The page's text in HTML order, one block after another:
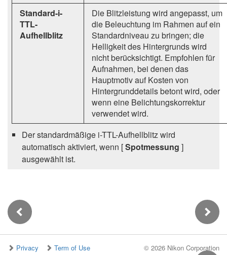
Standard-i-
TTL-
Aufhellblitz
Die Blitzleistung wird angepasst, um
die Beleuchtung im Rahmen auf ein
Standardniveau zu bringen; die
Helligkeit des Hintergrunds wird
nicht berücksichtigt. Empfohlen für
Aufnahmen, bei denen das
Hauptmotiv auf Kosten von
Hintergrunddetails betont wird, oder
wenn eine Belichtungskorrektur
verwendet wird.
Der standardmäßige i-TTL-Aufhellblitz wird
automatisch aktiviert, wenn [Spotmessung ]
ausgewählt ist.
Privacy Term of Use © 2026 Nikon Corporation